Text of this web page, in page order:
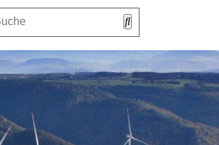
& Gemeinderat
Hasel